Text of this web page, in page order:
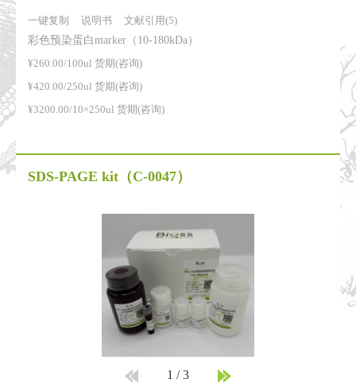
一键复制 说明书 文献引用(5)
彩色预染蛋白marker（10-180kDa）
¥260.00/100ul 货期(咨询)
¥420.00/250ul 货期(咨询)
¥3200.00/10×250ul 货期(咨询)
SDS-PAGE kit （C-0047）
1 /3